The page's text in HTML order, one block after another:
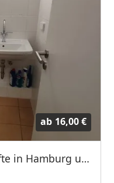
ab 16,00 €
ALGE Company Unterkünfte in Hamburg und Umgebung